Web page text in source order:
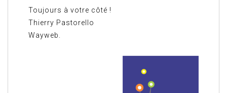
Toujours à votre côté !
Thierry Pastorello
Wayweb.